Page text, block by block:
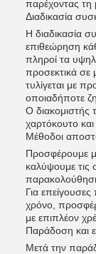
παρέχοντας τη
Διαδικασία
Η διαδικασία
επιθεώρηση
πληροί τα
προσεκτικά σε
τυλίγεται με
οποιαδήποτε
Ο διακομιστής
χαρτόκουτο και
Μέθοδοι
Προσφέρουμε
καλύψουμε τις
Για
χρόνο,
με επιπλέον
Παράδοση και
Μετά την